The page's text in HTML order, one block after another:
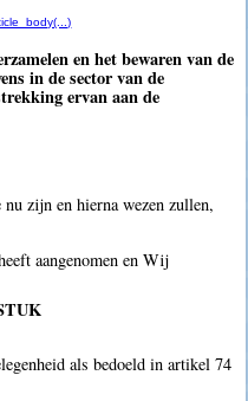
en het bewaren van de
in de sector van de
ervan aan de
zijn en hierna wezen zullen,
aangenomen en Wij
als bedoeld in artikel 74